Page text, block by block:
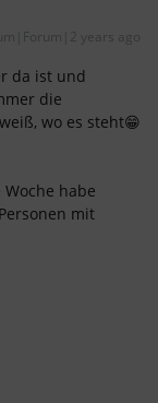
years ago
da ist und
die
wo es steht😁
habe
mit